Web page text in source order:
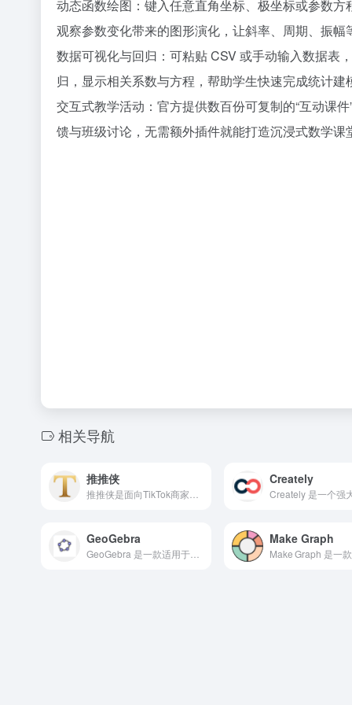
动态函数绘图：键入任意直角坐标、极坐标或参数
观察参数变化带来的图形演化，让斜率、周期、振
数据可视化与回归：可粘贴 CSV 或手动输入数据表
归，显示相关系数与方程，帮助学生快速完成统计建
交互式教学活动：官方提供数百份可复制的“互动课
馈与班级讨论，无需额外插件就能打造沉浸式数学课
相关导航
推推侠 Creately
GeoGebra Make Graph